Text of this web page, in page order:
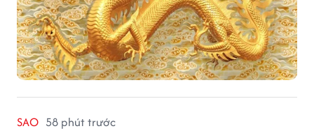
SAO 58 phút trước